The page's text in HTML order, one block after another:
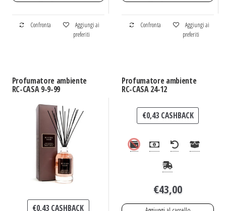
Confronta
Aggiungi ai
preferiti
Confronta
Aggiungi ai
preferiti
Profumatore ambiente
RC-CASA 9-9-99
€0,43 CASHBACK
Profumatore ambiente
RC-CASA 24-12
€0,43CASHBACK
€43,00